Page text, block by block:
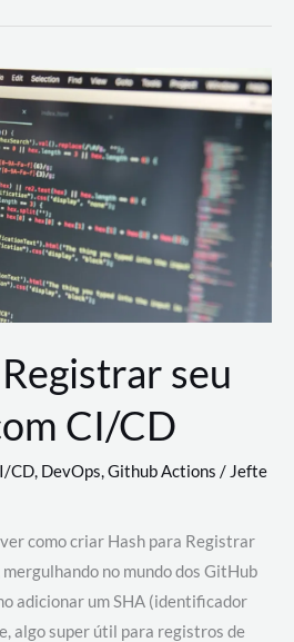
seu
CI/CD
CD, DevOps,Github Actions /Jefte
como criar Hash para Registrar
no mundo dos GitHub
adicionar um SHA (identificador
algo super útil para registros de